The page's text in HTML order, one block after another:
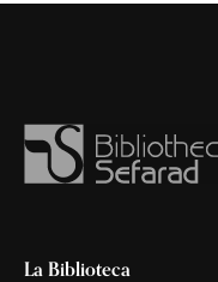
La Biblioteca